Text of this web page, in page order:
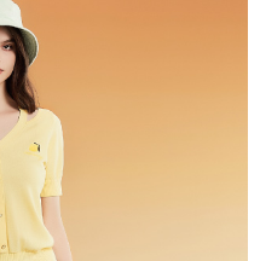
條碼／台灣大直營門市／銀行轉
費。
（以下簡稱本公司）所提供，讓
服務，並由商店將買賣／分期付款
公司帳單繳交帳款。
約關係目的，商店將以您的個人
大哥大進項蒐集、處理及利用，
確認、核對及更正。
https://oppay.tw/userRule
後，將跳轉至「AFTEE先享後付」
即可完成結帳。
訊。
簡訊中的連結，可透過四大超商／
方視為交易完成。
費，但若您需要取消訂單，請聯絡
仍視為有效，需透過AFTEE先享
之結帳頁面顯示為準，若有關於
疑問，請聯繫「AFTEE先享後付
support/home
運費
運費
運費
運費